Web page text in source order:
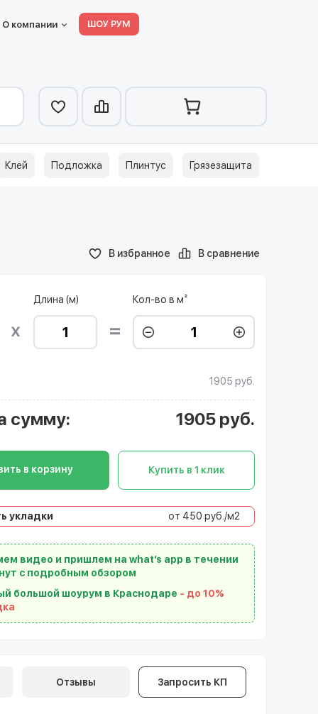
О компании ШОУ РУМ
Клей Подложка Плинтус Грязезащита
В избранное В сравнение
Длина (м) Кол-во в м²
1905 руб.
сумму: 1905 руб.
в корзину Купить в 1 клик
укладки от 450 руб./м2
видео и пришлем на what’s app в течении
с подробным обзором
большой шоурум в Краснодаре - до 10%
Отзывы Запросить КП